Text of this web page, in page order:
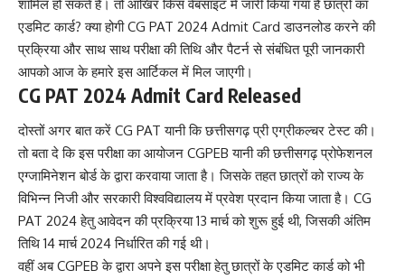
शामिल हो सकते हैं। तो आखिर किस वेबसाइट में जारी किया गया है छात्रों का
एडमिट कार्ड? क्या होगी CG PAT 2024 Admit Card डाउनलोड करने की
प्रक्रिया और साथ साथ परीक्षा की तिथि और पैटर्न से संबंधित पूरी जानकारी
आपको आज के हमारे इस आर्टिकल में मिल जाएगी।
CG PAT 2024 Admit Card Released
दोस्तों अगर बात करें CG PAT यानी कि छत्तीसगढ़ प्री एग्रीकल्चर टेस्ट की।
तो बता दे कि इस परीक्षा का आयोजन CGPEB यानी की छत्तीसगढ़ प्रोफेशनल
एग्जामिनेशन बोर्ड के द्वारा करवाया जाता है। जिसके तहत छात्रों को राज्य के
विभिन्न निजी और सरकारी विश्वविद्यालय में प्रवेश प्रदान किया जाता है। CG
PAT 2024 हेतु आवेदन की प्रक्रिया 13 मार्च को शुरू हुई थी, जिसकी अंतिम
तिथि 14 मार्च 2024 निर्धारित की गई थी।
वहीं अब CGPEB के द्वारा अपने इस परीक्षा हेतु छात्रों के एडमिट कार्ड को भी